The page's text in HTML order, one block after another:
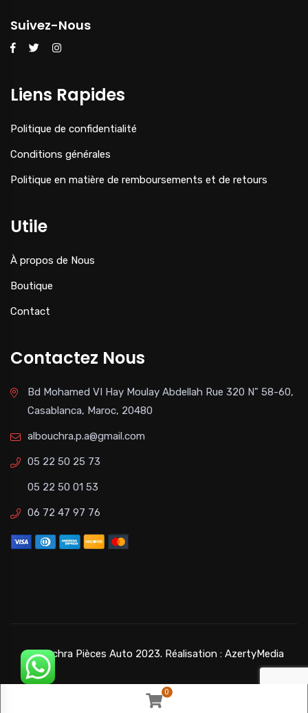
Suivez-Nous
Liens Rapides
Politique de confidentialité
Conditions générales
Politique en matière de remboursements et de retours
Utile
À propos de Nous
Boutique
Contact
Contactez Nous
Bd Mohamed VI Hay Moulay Abdellah Rue 320 N" 58-60,
Casablanca, Maroc, 20480
albouchra.p.a@gmail.com
05 22 50 25 73
05 22 50 01 53
06 72 47 97 76
©Bouchra Pièces Auto 2023. Réalisation : AzertyMedia
0
Panier